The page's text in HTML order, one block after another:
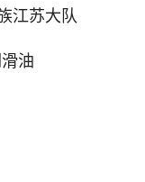
江苏大队
油